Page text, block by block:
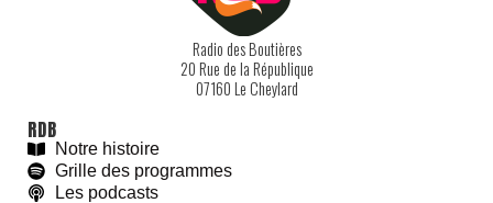
Radio des Boutières
20 Rue de la République
07160 Le Cheylard
RDB
Notre histoire
Grille des programmes
Les podcasts